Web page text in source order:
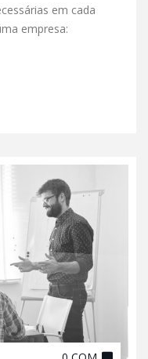
em cada
empresa: